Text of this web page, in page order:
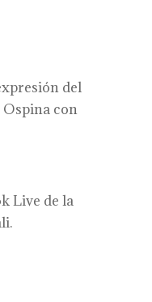
del
con
Live de la